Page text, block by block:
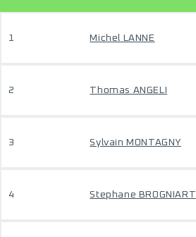
1 Michel LANNE
2 Thomas ANGELI
3 Sylvain MONTAGNY
4 Stephane BROGNIART